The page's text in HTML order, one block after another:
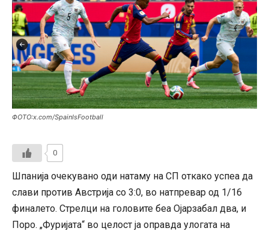
ФОТО:x.com/SpainIsFootball
0
Шпанија очекувано оди натаму на СП откако успеа да
слави против Австрија со 3:0, во натпревар од 1/16
финалето. Стрелци на головите беа Ојарзабал два, и
Поро. „Фуријата“ во целост ја оправда улогата на